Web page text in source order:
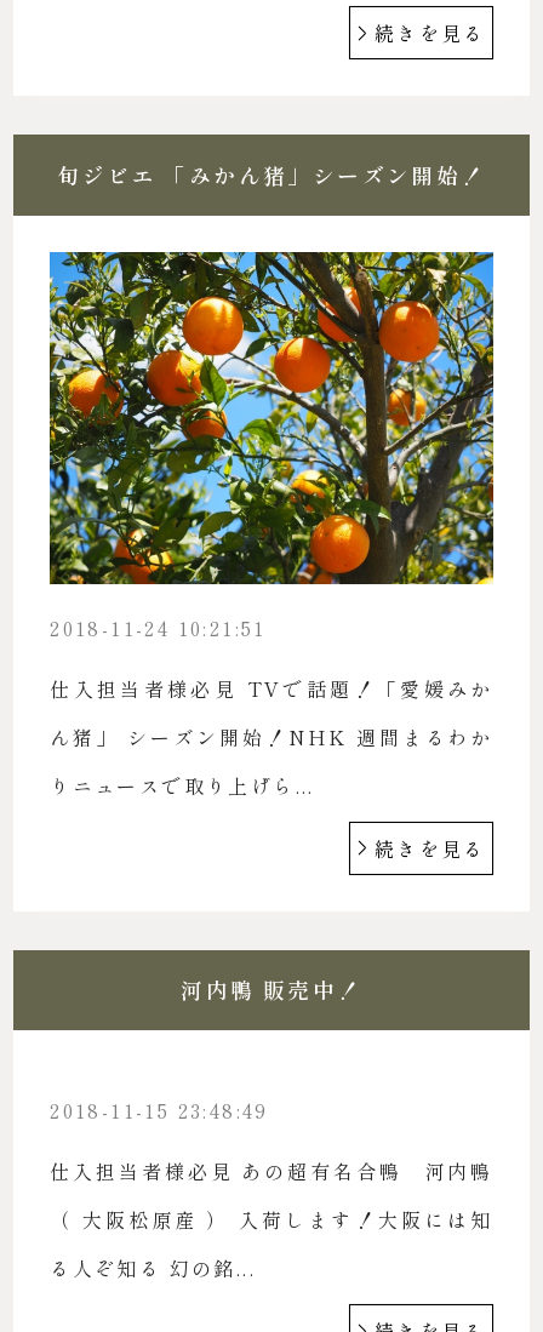
続きを見る
旬ジビエ 「みかん猪」シーズン開始！
2018-11-24 10:21:51
仕入担当者様必見 TVで話題！「愛媛みか
ん猪」 シーズン開始！NHK 週間まるわか
りニュースで取り上げら...
続きを見る
河内鴨 販売中！
2018-11-15 23:48:49
仕入担当者様必見 あの超有名合鴨 河内鴨
（ 大阪松原産 ） 入荷します！大阪には知
る人ぞ知る 幻の銘...